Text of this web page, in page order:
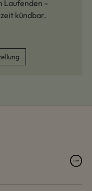
Laufenden –
kündbar.